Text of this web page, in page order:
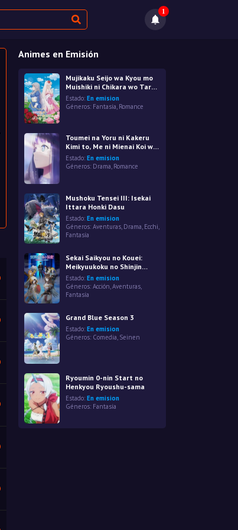
1
Animes en Emisión
Mujikaku Seijo wa Kyou mo
Muishiki ni Chikara wo Tare
Nagasu
Estado: En emision
Géneros: Fantasía, Romance
Toumei na Yoru ni Kakeru
Kimi to, Me ni Mienai Koi wo
Shita.
Estado: En emision
Géneros: Drama, Romance
Mushoku Tensei III: Isekai
Ittara Honki Dasu
Estado: En emision
Géneros: Aventuras Drama Ecchi
Fantasía
Sekai Saikyou no Kouei:
Meikyuukoku no Shinjin
Tansakusha
Estado: En emision
Géneros: Acción,Aventuras
Fantasía
Grand Blue Season 3
Estado: En emision
Géneros: Comedia, Seinen
Ryoumin 0-nin Start no
Henkyou Ryoushu-sama
Estado: En emision
Géneros: Fantasía